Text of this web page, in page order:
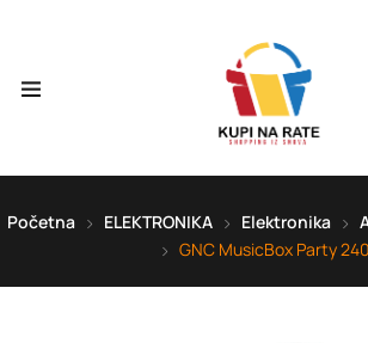
Početna ELEKTRONIKA Elektronika
GNC MusicBox Party